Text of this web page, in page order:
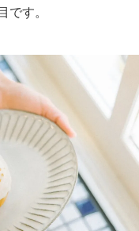
す。